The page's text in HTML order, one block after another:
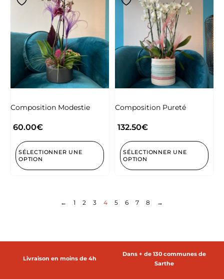
Composition Modestie
60.00€
SÉLECTIONNER UNE
OPTION
Composition Pureté
132.50€
SÉLECTIONNER UNE
OPTION
← 1 2 3 4 5 6 7 8 →
Livraison en moins de 4h
Dans + de 130 communes de
Sarthe